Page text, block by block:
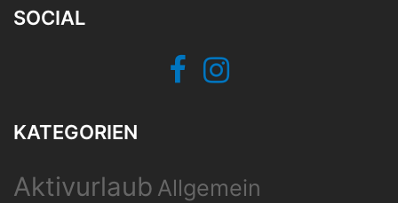
SOCIAL
FacebookInstagram
KATEGORIEN
Aktivurlaub Allgemein